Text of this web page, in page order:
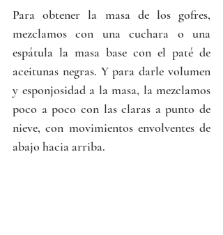
Para obtener la masa de los gofres,
mezclamos con una cuchara o una
espátula la masa base con el paté de
aceitunas negras. Y para darle volumen
y esponjosidad a la masa, la mezclamos
poco a poco con las claras a punto de
nieve, con movimientos envolventes de
abajo hacia arriba.